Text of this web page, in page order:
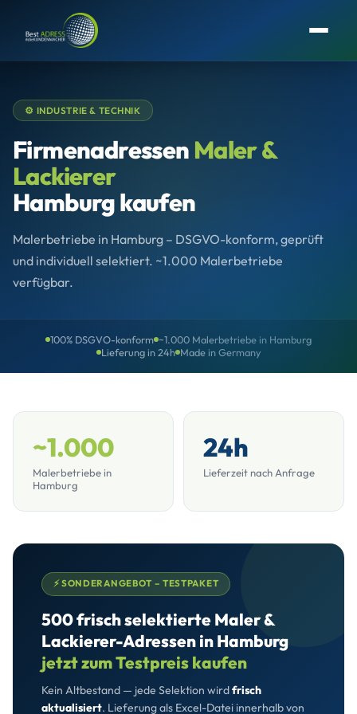
⚙️ INDUSTRIE & TECHNIK
Firmenadressen Maler &
Lackierer
Hamburg kaufen
Malerbetriebe in Hamburg – DSGVO-konform, geprüft
und individuell selektiert. ~1.000 Malerbetriebe
verfügbar.
100% DSGVO-konform ~1.000 Malerbetriebe in Hamburg
Lieferung in 24h Made in Germany
~1.000
Malerbetriebe in
Hamburg
24h
Lieferzeit nach Anfrage
⚡ SONDERANGEBOT – TESTPAKET
500 frisch selektierte Maler &
Lackierer-Adressen in Hamburg
jetzt zum Testpreis kaufen
Kein Altbestand — jede Selektion wirdfrisch
aktualisiert. Lieferung als Excel-Datei innerhalb von